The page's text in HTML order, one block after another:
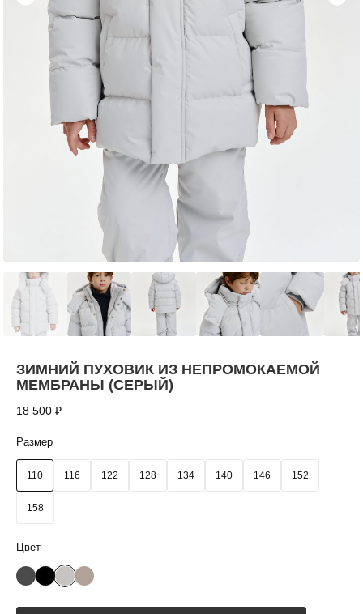
ЗИМНИЙ ПУХОВИК ИЗ НЕПРОМОКАЕМОЙ
МЕМБРАНЫ (СЕРЫЙ)
18 500 ₽
Размер
110 116 122 128 134 140 146 152
158